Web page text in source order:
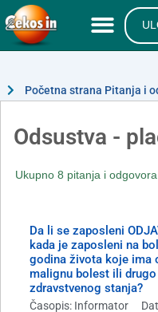
Početna strana Pitanja i
Odsustva -
Ukupno 8 pitanja i odgovora
Da li se zaposleni
kada je zaposleni na
godina života koje ima
malignu bolest ili
zdravstvenog stanja?
Časopis: Informator